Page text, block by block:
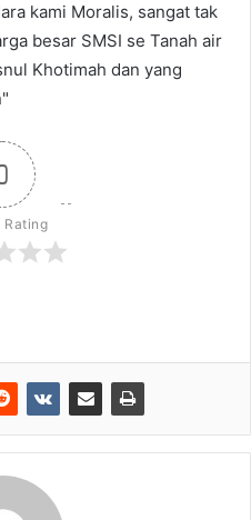
kami Moralis, sangat tak
besar SMSI se Tanah air
Khotimah dan yang
Rating